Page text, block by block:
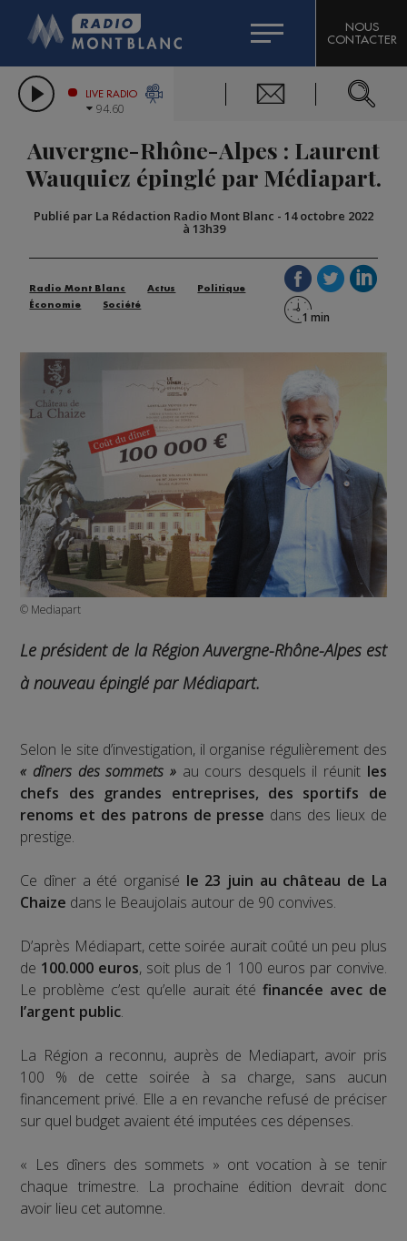
LES CHRONIQUES DE L'EXPERT
CITIZEN MACHINERY
GRAND MASSIF DOMAINES SKIABLES
BIGARD
COMPAGNIE DU MONT-BLANC
NOUS
CONTACTER
LIVE RADIO
94.60
Auvergne-Rhône-Alpes : Laurent
Wauquiez épinglé par Médiapart.
Publié par La Rédaction Radio Mont Blanc - 14 octobre 2022
à 13h39
Radio Mont Blanc Actus
Politique
Économie
Société
© Mediapart
Le président de la Région Auvergne-Rhône-Alpes est
à nouveau épinglé par Médiapart.
Selon le site d’investigation, il organise régulièrement des
« dîners des sommets »au cours desquels il réunit les
chefs des grandes entreprises, des sportifs de
renoms et des patrons de presse dans des lieux de
prestige.
Ce dîner a été organisé le 23 juin au château de La
Chaize dans le Beaujolais autour de 90 convives.
D’après Médiapart, cette soirée aurait coûté un peu plus
de 100.000 euros, soit plus de 1 100 euros par convive.
Le problème c’est qu’elle aurait étéfinancée avec de
l’argent public.
La Région a reconnu, auprès de Mediapart, avoir pris
100 % de cette soirée à sa charge, sans aucun
financement privé. Elle a en revanche refusé de préciser
sur quel budget avaient été imputées ces dépenses.
« Les dîners des sommets » ont vocation à se tenir
chaque trimestre. La prochaine édition devrait donc
avoir lieu cet automne.